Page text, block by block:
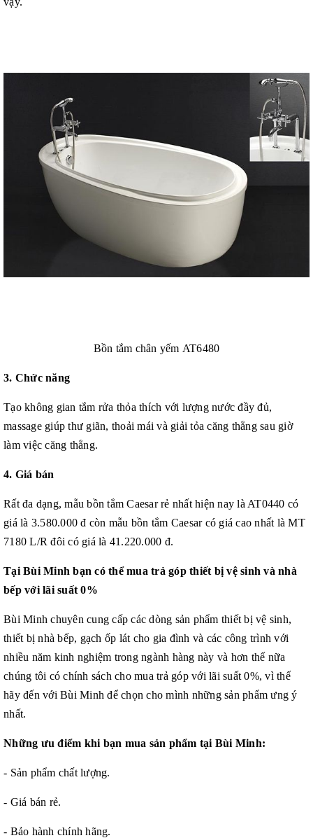
Bồn tắm chân yếm AT6480
3. Chức năng
Tạo không gian tắm rửa thỏa thích với lượng nước đầy đủ,
massage giúp thư giãn, thoải mái và giải tỏa căng thẳng sau giờ
làm việc căng thẳng.
4. Giá bán
Rất đa dạng, mẫu bồn tắm Caesar rẻ nhất hiện nay là AT0440 có
giá là 3.580.000 đ còn mẫu bồn tắm Caesar có giá cao nhất là MT
7180 L/R đôi có giá là 41.220.000 đ.
Tại Bùi Minh bạn có thể mua trả góp thiết bị vệ sinh và nhà
bếp với lãi suất 0%
Bùi Minh chuyên cung cấp các dòng sản phẩm thiết bị vệ sinh,
thiết bị nhà bếp, gạch ốp lát cho gia đình và các công trình với
nhiều năm kinh nghiệm trong ngành hàng này và hơn thế nữa
chúng tôi có chính sách cho mua trả góp với lãi suất 0%, vì thế
hãy đến với Bùi Minh để chọn cho mình những sản phẩm ưng ý
nhất.
Những ưu điểm khi bạn mua sản phẩm tại Bùi Minh:
- Sản phẩm chất lượng.
- Giá bán rẻ.
- Bảo hành chính hãng.